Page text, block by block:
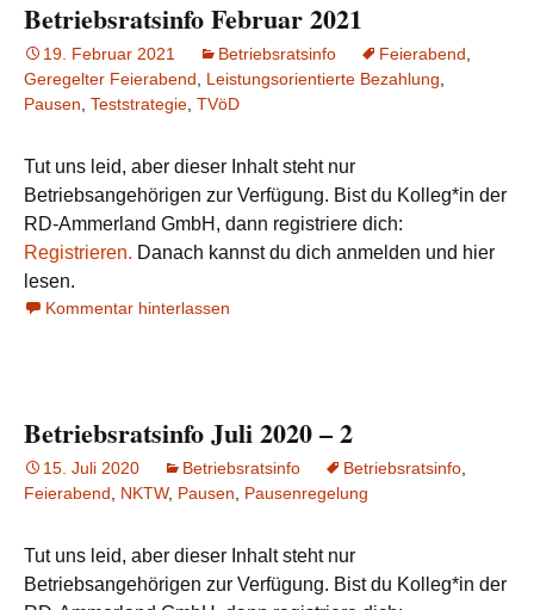
Betriebsratsinfo Februar 2021
19. Februar 2021 Betriebsratsinfo Feierabend
Geregelter Feierabend
Leistungsorientierte Bezahlung
Pausen Teststrategie TVöD
Tut uns leid, aber dieser Inhalt steht nur
Betriebsangehörigen zur Verfügung. Bist du Kolleg*in der
RD-Ammerland GmbH, dann registriere dich:
Registrieren. Danach kannst du dich anmelden und hier
lesen.
Kommentar hinterlassen
Betriebsratsinfo Juli 2020 – 2
15. Juli 2020 Betriebsratsinfo Betriebsratsinfo
Feierabend
NKTW, Pausen Pausenregelung
Tut uns leid, aber dieser Inhalt steht nur
Betriebsangehörigen zur Verfügung. Bist du Kolleg*in der